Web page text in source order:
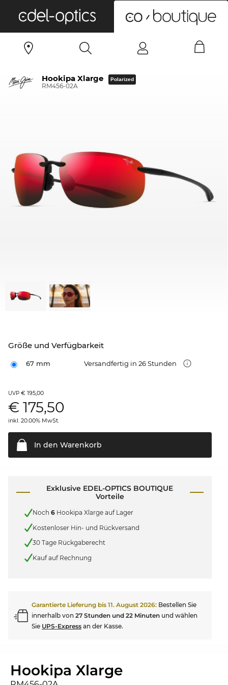
Hookipa Xlarge
RM456-02A
Polarized
Größe und Verfügbarkeit
67 mm Versandfertig in 26 Stunden
UVP € 195,00
€ 175,50
inkl. 20.00% MwSt.
In den Warenkorb
Exklusive EDEL-OPTICS BOUTIQUE
Vorteile
Noch 6 Hookipa Xlarge auf Lager
Kostenloser Hin- und Rückversand
30 Tage Rückgaberecht
Kauf auf Rechnung
Garantierte Lieferung bis 11. August 2026: Bestellen Sie
innerhalb von 27 Stunden und 22 Minuten und wählen
Sie UPS-Express an der Kasse.
Hookipa Xlarge